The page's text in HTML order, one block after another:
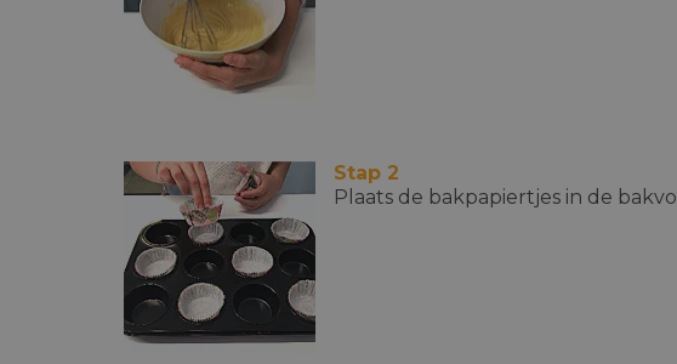
Stap 2
Plaats de bakpapiertjes in de